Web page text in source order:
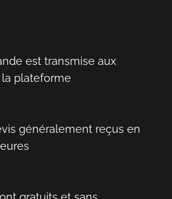
est transmise aux
plateforme
généralement reçus en